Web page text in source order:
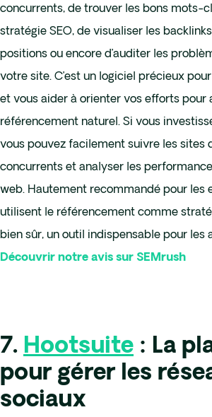
concurrents, de trouver les bons mots-
stratégie SEO, de visualiser les
positions ou encore d’auditer les
votre site. C’est un logiciel précieux
et vous aider à orienter vos efforts pour
référencement naturel. Si vous
vous pouvez facilement suivre les sites
concurrents et analyser les
web. Hautement recommandé pour les
utilisent le référencement comme
bien sûr, un outil indispensable pour les
Découvrir notre avis sur SEMrush
7. Hootsuite : La
pour gérer les
sociaux